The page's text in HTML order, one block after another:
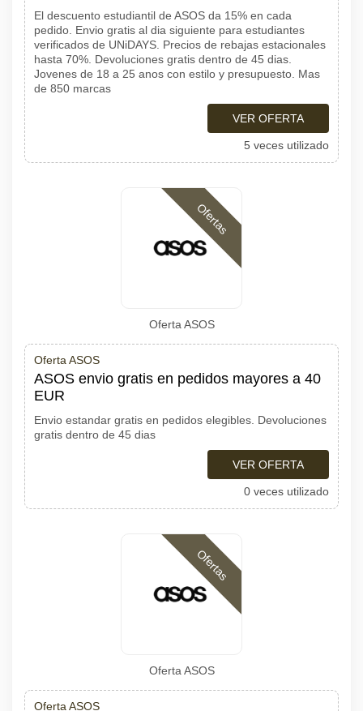
El descuento estudiantil de ASOS da 15% en cada
pedido. Envio gratis al dia siguiente para estudiantes
verificados de UNiDAYS. Precios de rebajas estacionales
hasta 70%. Devoluciones gratis dentro de 45 dias.
Jovenes de 18 a 25 anos con estilo y presupuesto. Mas
de 850 marcas
VER OFERTA
5 veces utilizado
Ofertas
Oferta ASOS
Oferta ASOS
ASOS envio gratis en pedidos mayores a 40
EUR
Envio estandar gratis en pedidos elegibles. Devoluciones
gratis dentro de 45 dias
VER OFERTA
0 veces utilizado
Ofertas
Oferta ASOS
Oferta ASOS